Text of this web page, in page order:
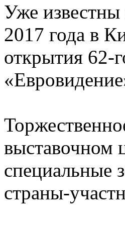
Уже известны
2017 года в
открытия 62-
выставочном
специальные
страны-